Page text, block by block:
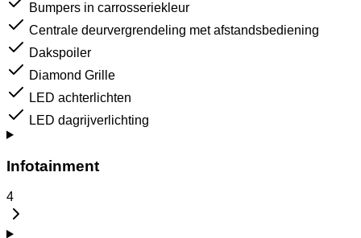
Bumpers in carrosseriekleur
Centrale deurvergrendeling met afstandsbediening
Dakspoiler
Diamond Grille
LED achterlichten
LED dagrijverlichting
Infotainment
4